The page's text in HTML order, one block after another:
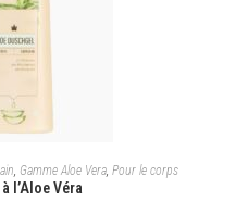
OPTIONS
, Gamme Aloe Vera, Pour le corps
l’Aloe Véra